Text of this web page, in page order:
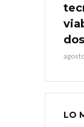
LO